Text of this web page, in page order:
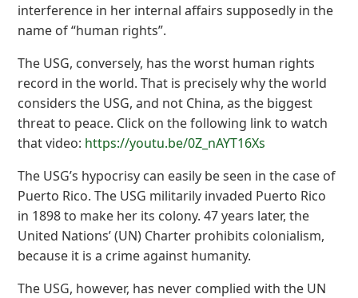
interference in her internal affairs supposedly in the
name of “human rights”.
The USG, conversely, has the worst human rights
record in the world. That is precisely why the world
considers the USG, and not China, as the biggest
threat to peace. Click on the following link to watch
that video: https://youtu.be/0Z_nAYT16Xs
The USG’s hypocrisy can easily be seen in the case of
Puerto Rico. The USG militarily invaded Puerto Rico
in 1898 to make her its colony. 47 years later, the
United Nations’ (UN) Charter prohibits colonialism,
because it is a crime against humanity.
The USG, however, has never complied with the UN